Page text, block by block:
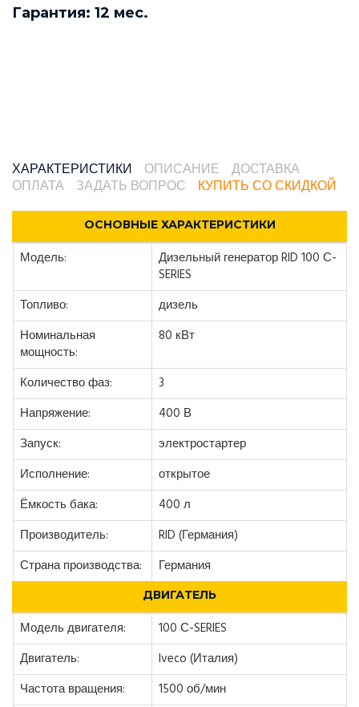
Гарантия: 12 мес.
ХАРАКТЕРИСТИКИ ОПИСАНИЕ
ДОСТАВКА
ОПЛАТА
ЗАДАТЬ ВОПРОС КУПИТЬ СО СКИДКОЙ
ОСНОВНЫЕ ХАРАКТЕРИСТИКИ
Модель:
Дизельный генератор RID 100 С-
SERIES
Топливо:
дизель
Номинальная
мощность:
80 кВт
Количество фаз:
3
Напряжение:
400 В
Запуск:
электростартер
Исполнение:
открытое
Ёмкость бака:
400 л
Производитель:
RID (Германия)
Страна производства:
Германия
ДВИГАТЕЛЬ
Модель двигателя:
100 С-SERIES
Двигатель:
Iveco (Италия)
Частота вращения:
1500 об/мин